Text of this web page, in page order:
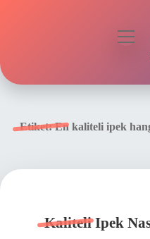
Etiket:En kaliteli ipek
Kaliteli Ipek